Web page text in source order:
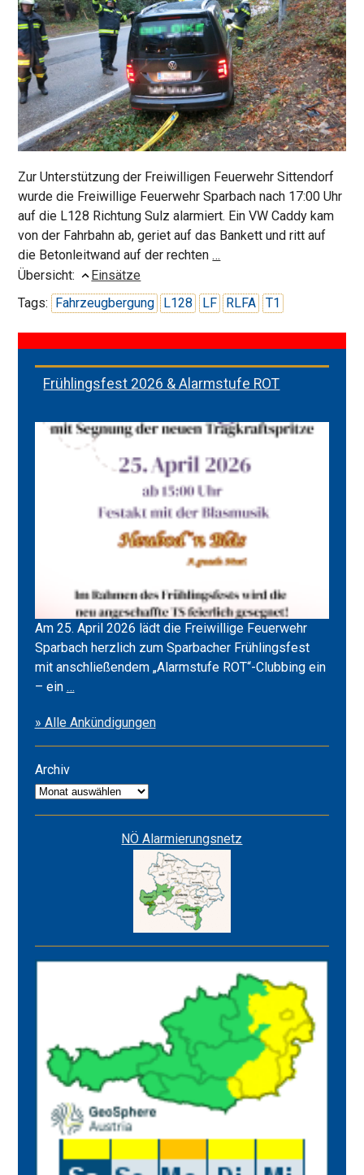
Zur Unterstützung der Freiwilligen Feuerwehr Sittendorf
wurde die Freiwillige Feuerwehr Sparbach nach 17:00 Uhr
auf die L128 Richtung Sulz alarmiert. Ein VW Caddy kam
von der Fahrbahn ab, geriet auf das Bankett und ritt auf
die Betonleitwand auf der rechten…
Betonleitwand
Übersicht:
Einsätze
Tags: Fahrzeugbergung L128 LF RLFA T1
Frühlingsfest 2026 & Alarmstufe ROT
Am 25. April 2026 lädt die Freiwillige Feuerwehr
Sparbach herzlich zum Sparbacher Frühlingsfest
mit anschließendem „Alarmstufe ROT“-Clubbing ein
– ein …
&
Alarmstufe
» Alle Ankündigungen
Archiv
Archiv
NÖ Alarmierungsnetz